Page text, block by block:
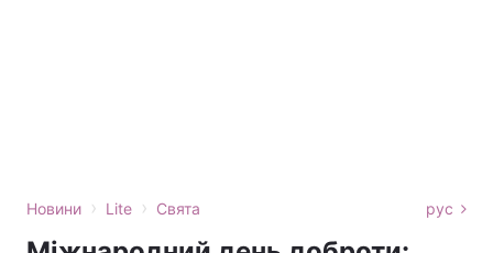
Новини › Lite › Свята рус